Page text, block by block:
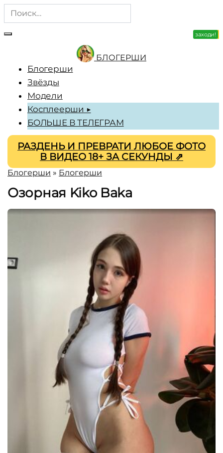
Перейти
содержанию
Search
for:
БЛОГЕРШИ
Блогерши
Звёзды
Модели
Косплеерши ▶
зацени!
БОЛЬШЕ В ТЕЛЕГРАМ
заходи!
РАЗДЕНЬ И ПРЕВРАТИ ЛЮБОЕ ФОТО
В ВИДЕО 18+ ЗА СЕКУНДЫ ⇗
Блогерши » Блогерши
Озорная Kiko Baka